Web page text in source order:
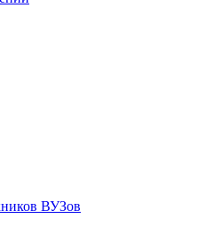
ВУЗов